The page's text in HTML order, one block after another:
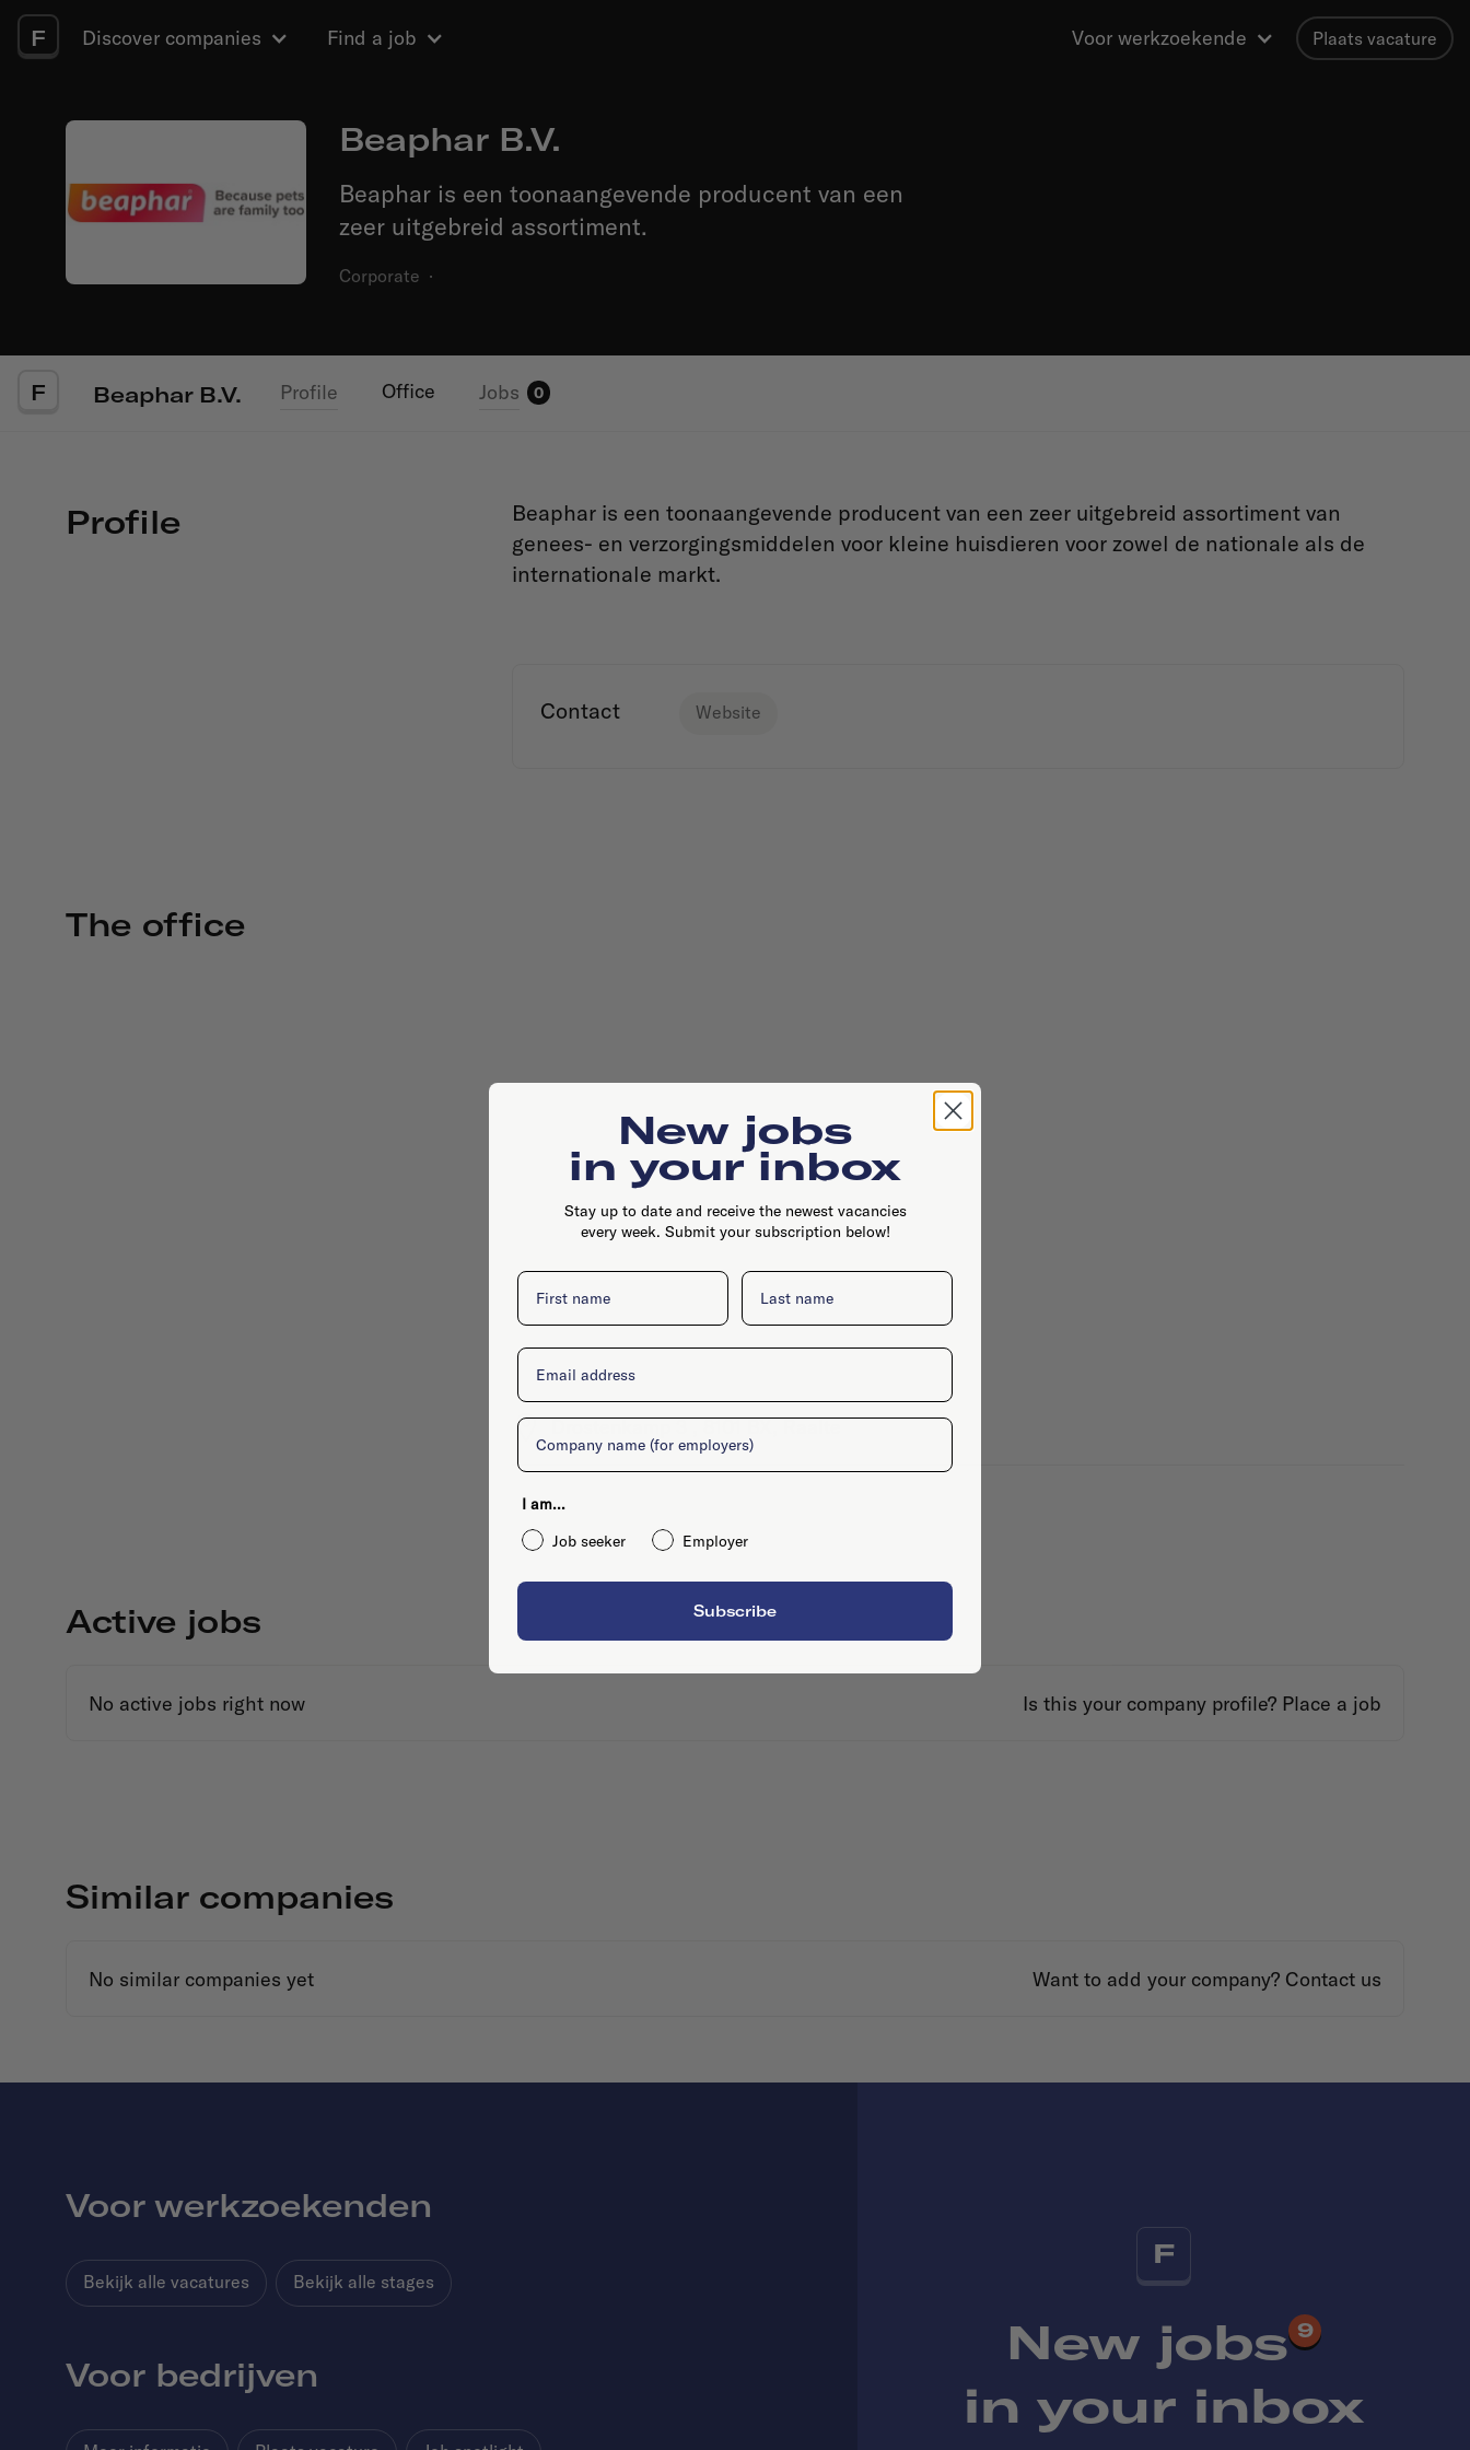
F Discover companies Find a job Voor werkzoekende Plaats vacature
Beaphar B.V.
Beaphar is een toonaangevende producent van een
zeer uitgebreid assortiment.
Corporate ·
F Beaphar B.V. Profile Office Jobs 0
Profile
Beaphar is een toonaangevende producent van een zeer uitgebreid assortiment van
genees- en verzorgingsmiddelen voor kleine huisdieren voor zowel de nationale als de
internationale markt.
Contact Website
The office
Drostenkamp 3 , 8101 BX, Raalte
Active jobs
No active jobs right now Is this your company profile? Place a job
Similar companies
No similar companies yet Want to add your company? Contact us
F
New jobs 9
in your inbox
Voor werkzoekenden
Bekijk alle vacatures Bekijk alle stages
Voor bedrijven
New jobs
in your inbox
Stay up to date and receive the newest vacancies
every week. Submit your subscription below!
First name Last name
Email
Company
I am...
Job seeker
Employer
Subscribe